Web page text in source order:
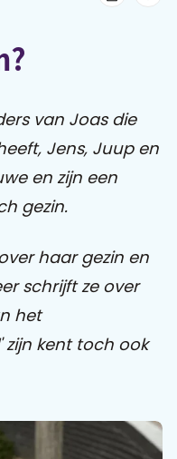
Over
Sophi
Contact
van Joas die
Jens, Juup en
en zijn een
gezin.
haar gezin en
schrijft ze over
het
kent toch ook